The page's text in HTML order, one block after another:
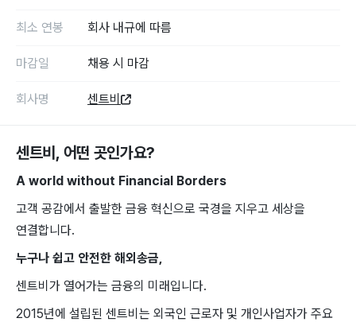
센트비 , 어떤 곳인가요?
A world without Financial Borders
고객 공감에서 출발한 금융 혁신으로 국경을 지우고 세상을
연결합니다.
누구나 쉽고 안전한 해외송금,
센트비가 열어가는 금융의 미래입니다.
2015년에 설립된 센트비는 외국인 근로자 및 개인사업자가 주요
최소 연봉 회사 내규에 따름
마감일 채용 시 마감
회사명 센트비